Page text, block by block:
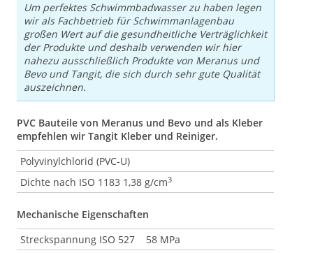
Um perfektes Schwimmbadwasser zu haben legen
wir als Fachbetrieb für Schwimmanlagenbau
großen Wert auf die gesundheitliche Verträglichkeit
der Produkte und deshalb verwenden wir hier
nahezu ausschließlich Produkte von Meranus und
Bevo und Tangit, die sich durch sehr gute Qualität
auszeichnen.
PVC Bauteile von Meranus und Bevo und als Kleber
empfehlen wir Tangit Kleber und Reiniger.
Polyvinylchlorid (PVC-U)
Dichte nach ISO 1183 1,38 g/cm3
Mechanische Eigenschaften
Streckspannung ISO 527 58 MPa